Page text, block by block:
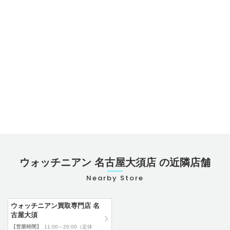
ウォッチニアン 名古屋大須店 の近隣店舗
Nearby Store
ウォッチニアン買取専門店 名
古屋大須
【営業時間】
11:00～20:00（定休